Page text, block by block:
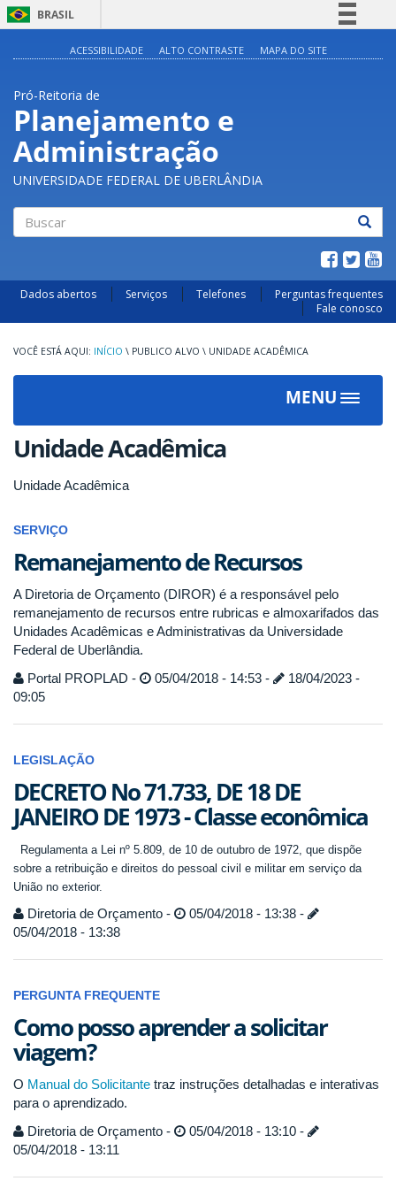
BRASIL
Acesso à informação
ACESSIBILIDADE ALTO CONTRASTE MAPA DO SITE
Pró-Reitoria de
Planejamento e
Administração
UNIVERSIDADE FEDERAL DE UBERLÂNDIA
Dados abertos Serviços Telefones
Perguntas frequentes
Fale conosco
INÍCIO \ PUBLICO ALVO \ UNIDADE ACADÊMICA
MENU
Toggle
Unidade Acadêmica
Unidade Acadêmica
SERVIÇO
Remanejamento de Recursos
A Diretoria de Orçamento (DIROR) é a responsável pelo
remanejamento de recursos entre rubricas e almoxarifados das
Unidades Acadêmicas e Administrativas da Universidade
Federal de Uberlândia.
Portal PROPLAD -
05/04/2018 - 14:53 -
18/04/2023 -
09:05
LEGISLAÇÃO
DECRETO No 71.733, DE 18 DE
JANEIRO DE 1973 - Classe econômica
Regulamenta a Lei nº 5.809, de 10 de outubro de 1972, que dispõe
sobre a retribuição e direitos do pessoal civil e militar em serviço da
União no exterior.
Diretoria de Orçamento -
05/04/2018 - 13:38 -
05/04/2018 - 13:38
PERGUNTA FREQUENTE
Como posso aprender a solicitar
viagem?
O Manual do Solicitante traz instruções detalhadas e interativas
para o aprendizado.
Diretoria de Orçamento -
05/04/2018 - 13:10 -
05/04/2018 - 13:11